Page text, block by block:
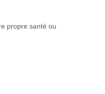
propre santé ou